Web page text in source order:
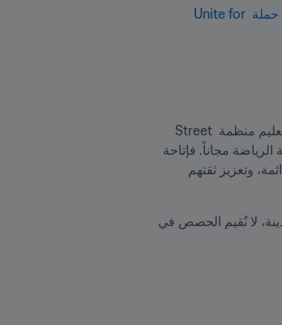
حملة Unite for
وفي هذا الصدد، قالت زيهام أسانسيو، مديرة البرامج في Street Soccer USA "يسرّنا أن يدعم صندوق FIFA Global Citizen للتعليم منظمة Street